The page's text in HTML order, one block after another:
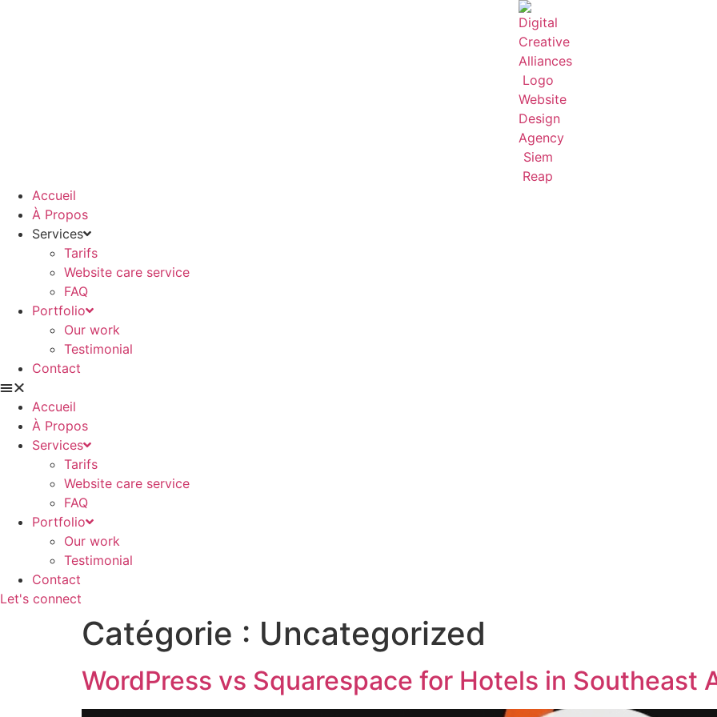
Accueil
À Propos
Services
Tarifs
Website care service
FAQ
Portfolio
Our work
Testimonial
Contact
Accueil
À Propos
Services
Tarifs
Website care service
FAQ
Portfolio
Our work
Testimonial
Contact
Let's connect
Catégorie : Uncategorized
WordPress vs Squarespace for Hotels in Southeast